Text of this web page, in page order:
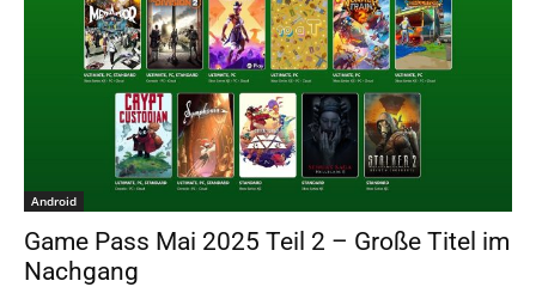
Android
Game Pass Mai 2025 Teil 2 – Große Titel im
Nachgang